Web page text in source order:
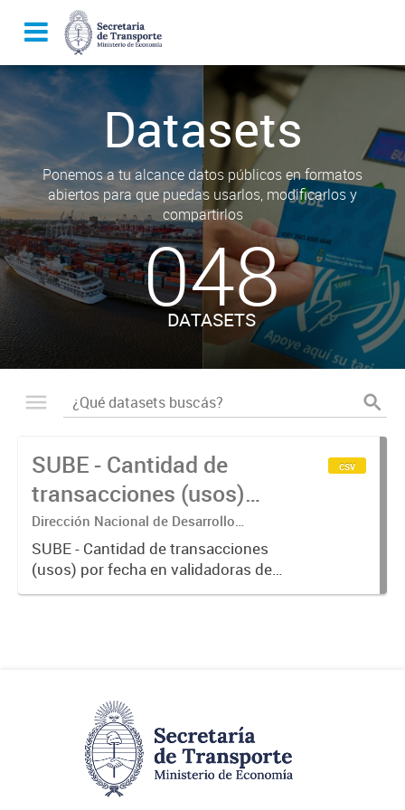
Datasets
Ponemos a tu alcance datos públicos en formatos
abiertos para que puedas usarlos, modificarlos y
compartirlos
048
DATASETS
SUBE - Cantidad de
transacciones (usos)
por fecha
Dirección Nacional de Desarrollo
Tecnológico - Ministerio de Transporte.
SUBE - Cantidad de transacciones
(usos) por fecha en validadoras de
la red SUBE.
csv